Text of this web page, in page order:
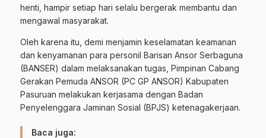
henti, hampir setiap hari selalu bergerak membantu dan
mengawal masyarakat.
Oleh karena itu, demi menjamin keselamatan keamanan
dan kenyamanan para personil Barisan Ansor Serbaguna
(BANSER) dalam melaksanakan tugas, Pimpinan Cabang
Gerakan Pemuda ANSOR (PC GP ANSOR) Kabupaten
Pasuruan melakukan kerjasama dengan Badan
Penyelenggara Jaminan Sosial (BPJS) ketenagakerjaan.
Baca juga: